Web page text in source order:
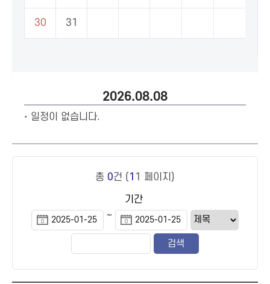
30 31
2026.08.08
일정이 없습니다.
총 0건 ( 1 1 페이지)
기간
~